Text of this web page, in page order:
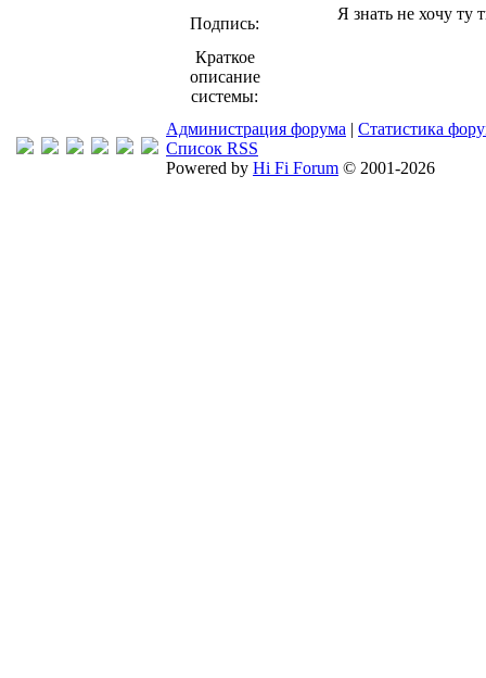
Подпись:
Я знать не хочу ту
Краткое
описание
системы:
Администрация форума | Статистика
Список RSS
Powered by Hi Fi Forum © 2001-2026